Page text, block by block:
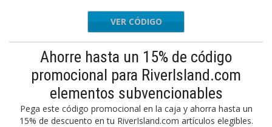
LCOME10
VER CÓDIGO
Ahorre hasta un 15% de código
promocional para RiverIsland.com
elementos subvencionables
Pega este código promocional en la caja y ahorra hasta un
15% de descuento en tu RiverIsland.com artículos elegibles.